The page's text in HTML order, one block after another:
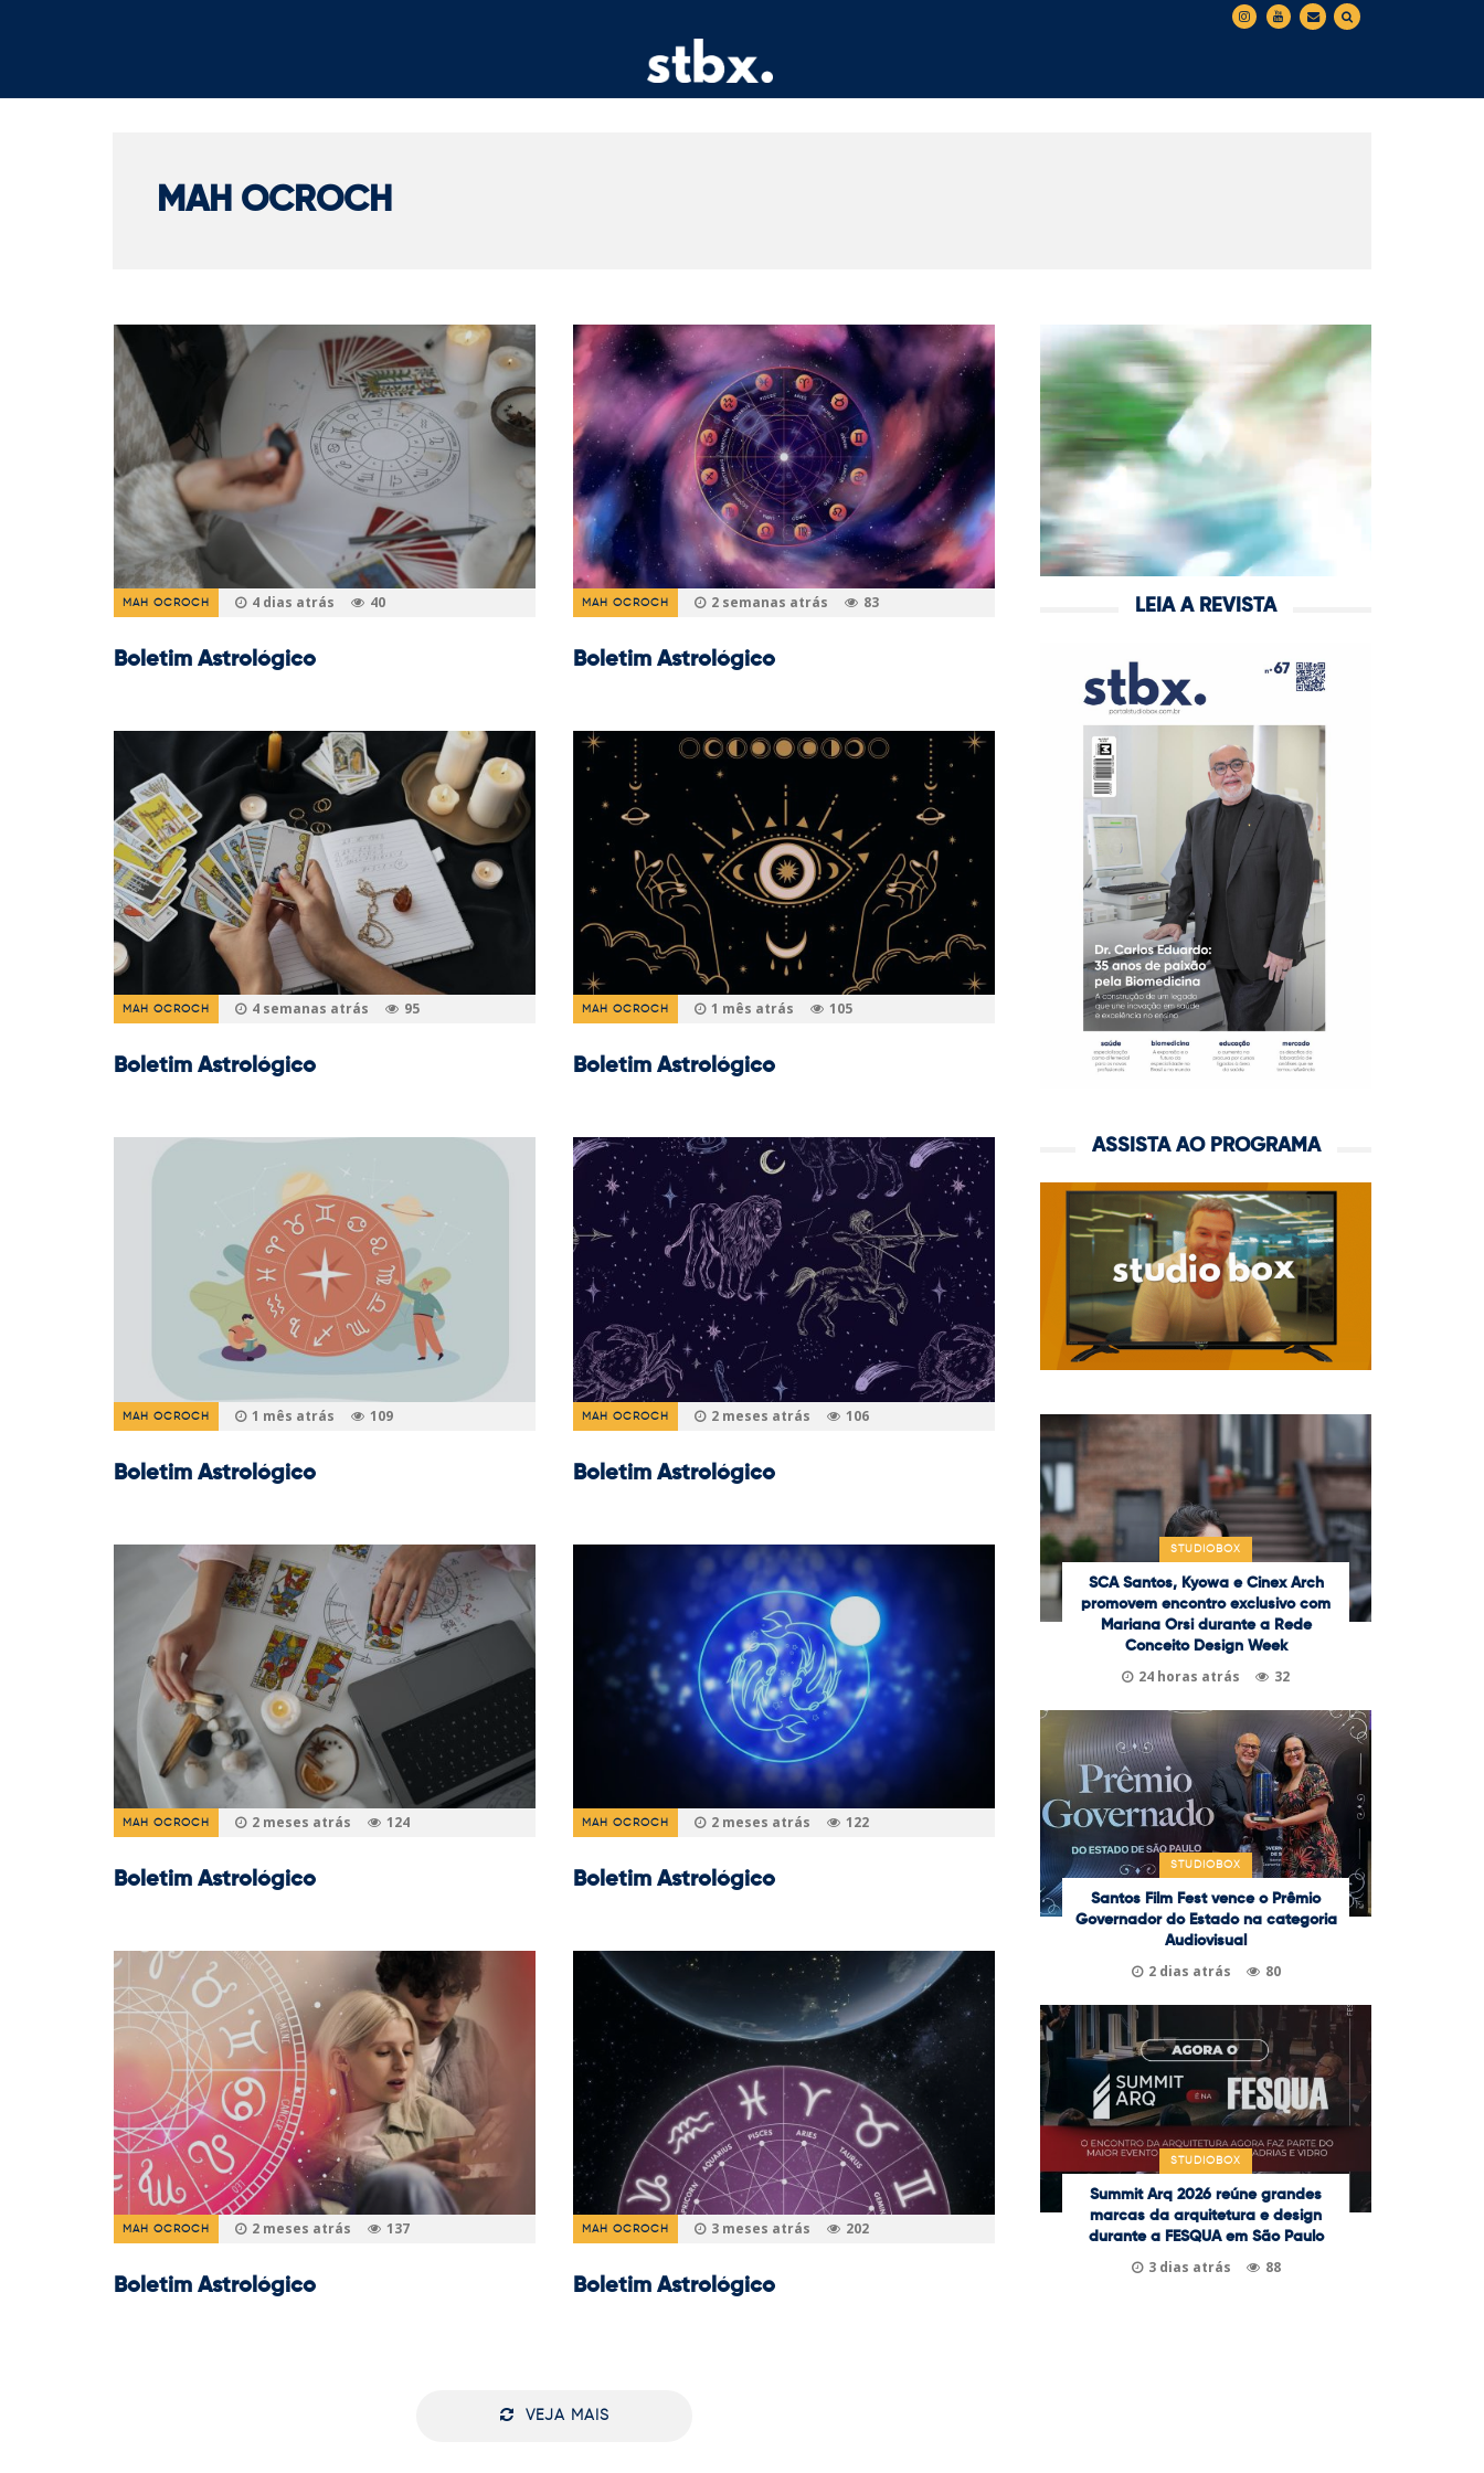
MAH OCROCH
MAH OCROCH 4 dias atrás 40
Boletim Astrológico
MAH OCROCH 2 semanas atrás 83
Boletim Astrológico
MAH OCROCH 4 semanas atrás 95
Boletim Astrológico
MAH OCROCH 1 mês atrás 105
Boletim Astrológico
MAH OCROCH 1 mês atrás 109
Boletim Astrológico
MAH OCROCH 2 meses atrás 106
Boletim Astrológico
MAH OCROCH 2 meses atrás 124
Boletim Astrológico
MAH OCROCH 2 meses atrás 122
Boletim Astrológico
MAH OCROCH 2 meses atrás 137
Boletim Astrológico
MAH OCROCH 3 meses atrás 202
Boletim Astrológico
VEJA MAIS
LEIA A REVISTA
ASSISTA AO PROGRAMA
STUDIOBOX
SCA Santos, Kyowa e Cinex Arch
promovem encontro exclusivo com
Mariana Orsi durante a Rede
Conceito Design Week
24 horas atrás 32
STUDIOBOX
Santos Film Fest vence o Prêmio
Governador do Estado na categoria
Audiovisual
2 dias atrás 80
STUDIOBOX
Summit Arq 2026 reúne grandes
marcas da arquitetura e design
durante a FESQUA em São Paulo
3 dias atrás 88